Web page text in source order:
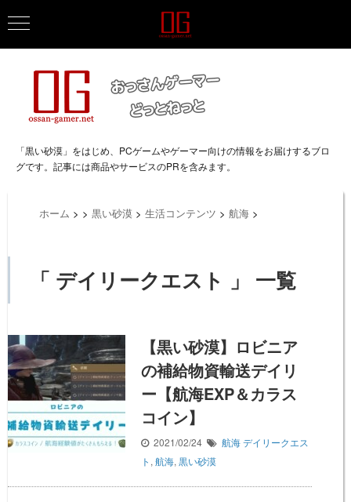
「黒い砂漠」をはじめ、PCゲームやゲーマー向けの情報をお届けするブロ
グです。記事には商品やサービスのPRを含みます。
ホーム > > 黒い砂漠 > 生活コンテンツ > 航海 >
「 デイリークエスト 」 一覧
【黒い砂漠】ロビニア
の補給物資輸送デイリ
ー【航海EXP＆カラス
コイン】
2021/02/24 航海デイリークエス
ト , 航海, 黒い砂漠